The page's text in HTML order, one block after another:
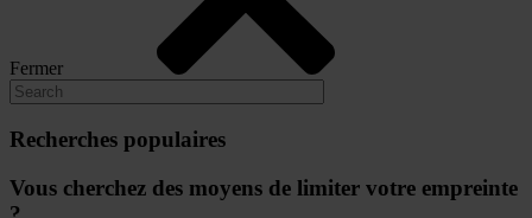
Fermer
Recherches populaires
Vous cherchez des moyens de limiter votre empreinte